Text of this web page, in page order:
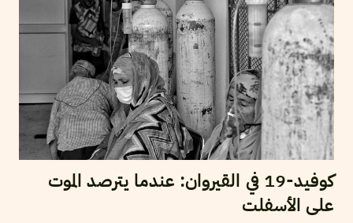
كوفيد-19 في القيروان: عندما يترصد الموت
على الأسفلت